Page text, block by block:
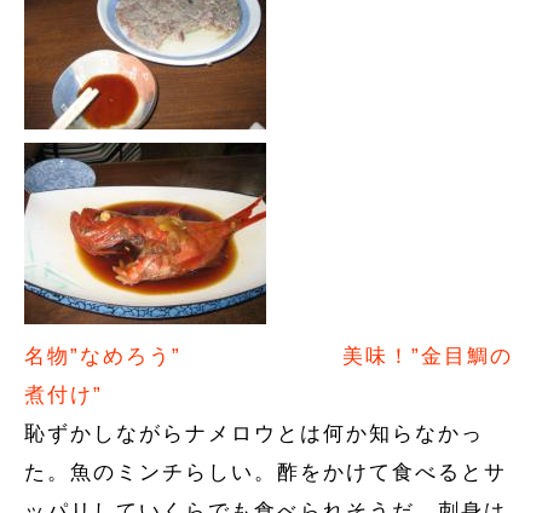
名物”なめろう”
美味！”金目鯛の
煮付け”
恥ずかしながらナメロウとは何か知らなかっ
た。魚のミンチらしい。酢をかけて食べるとサ